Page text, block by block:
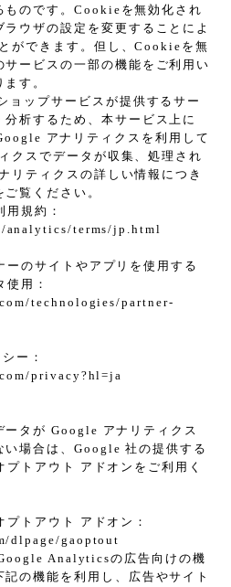
ものです。Cookieを無効化され
ウザの設定を変更することによ
ができます。但し、Cookieを無
ービスの一部の機能をご利用い
す。
ョップサービスが提供するサー
析するため、本サービス上に
アナリティクスを利用して
クスでデータが収集、処理され
リティクスの詳しい情報につき
覧ください。
規約：
analytics/terms/jp.html
のサイトやアプリを使用する
用：
technologies/partner-
ー：
privacy?hl=ja
ータが Google アナリティクス
い場合は、Google 社の提供する
トアウト アドオンをご利用く
トアウト アドオン：
dlpage/gaoptout
Analyticsの広告向けの機
の機能を利用し、広告やサイト